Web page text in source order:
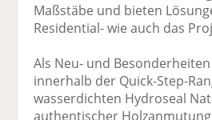
Maßstäbe und bieten
Residential- wie auch das
Als Neu- und
innerhalb der Quick-Step-
wasserdichten Hydroseal
authentischer